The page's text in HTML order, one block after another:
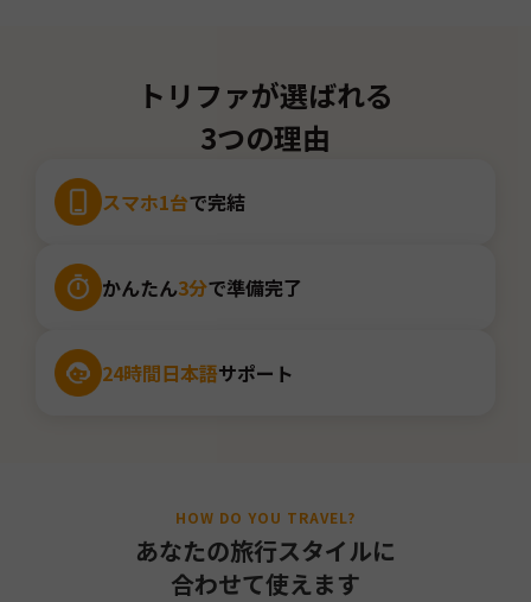
トリファが選ばれる
3つの理由
スマホ1台で完結
かんたん3分で準備完了
24時間日本語サポート
HOW DO YOU TRAVEL?
あなたの旅行スタイルに
合わせて使えます